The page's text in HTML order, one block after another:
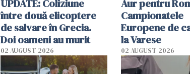
UPDATE: Coliziune
între două elicoptere
de salvare în Grecia.
Doi oameni au murit
02 AUGUST 2026
Aur pentru
Campionatele
Europene de
la Varese
02 AUGUST 2026